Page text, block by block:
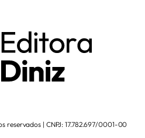
reservados | CNPJ: 17.782.697/0001-00